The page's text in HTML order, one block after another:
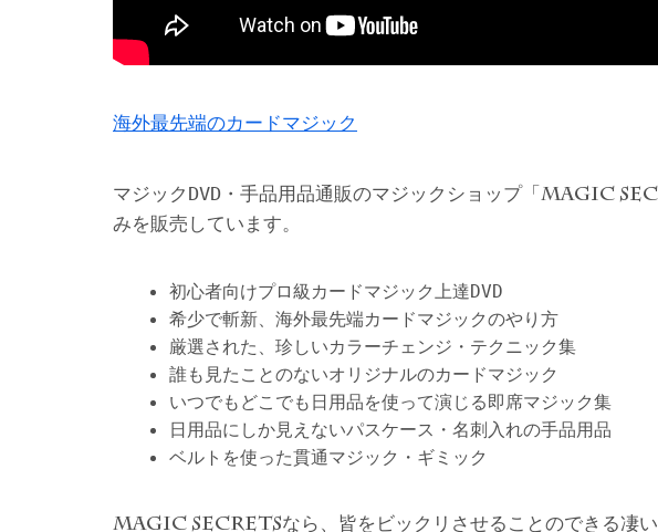
海外最先端のカードマジック
マジックDVD・手品用品通販のマジックショップ「 MAGIC
みを販売しています。
初心者向けプロ級カードマジック上達DVD
希少で斬新、海外最先端カードマジックのやり方
厳選された、珍しいカラーチェンジ・テクニック集
誰も見たことのないオリジナルのカードマジック
いつでもどこでも日用品を使って演じる即席マジック集
日用品にしか見えないパスケース・名刺入れの手品用品
ベルトを使った貫通マジック・ギミック
MAGIC SECRETSなら、皆をビックリさせることのできる凄